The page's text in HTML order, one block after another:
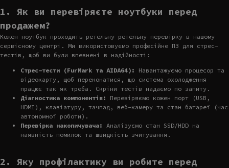
1. Як ви перевіряєте ноутбуки перед
продажем?
Кожен ноутбук проходить ретельну ретельну перевірку в нашому
сервісному центрі. Ми використовуємо професійне ПЗ для стрес-
тестів, щоб ви були впевнені в надійності:
Стрес-тести (FurMark та AIDA64):
Навантажуємо процесор та
відеокарту, щоб переконатися, що система охолодження
працює так як треба. Скріни тестів надаємо по запиту.
Діагностика компонентів:
Перевіряємо кожен порт (USB,
HDMI), клавіатуру, тачпад, веб-камеру та стан батареї (час
автономної роботи).
Перевірка накопичувача:
Аналізуємо стан SSD/HDD на
наявність помилок та швидкість зчитування.
2. Яку профілактику ви робите перед